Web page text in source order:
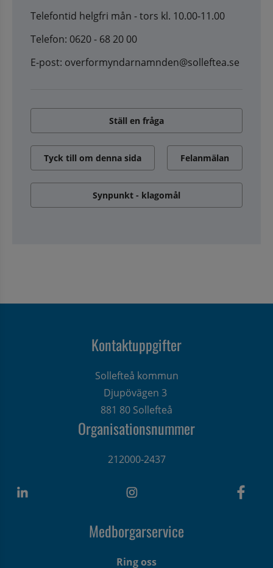
Telefontid helgfri mån - tors kl. 10.00-11.00
Telefon: 0620 - 68 20 00
E-post: overformyndarnamnden@solleftea.se
Ställ en fråga
Tyck till om denna sida Felanmälan
Synpunkt - klagomål
Kontaktuppgifter
Sollefteå kommun
Djupövägen 3
881 80 Sollefteå
Organisationsnummer
212000-2437
Medborgarservice
Ring oss